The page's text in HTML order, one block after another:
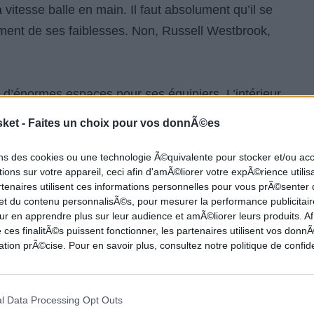
- Faites un choix pour vos donnÃ©es
des cookies ou une technologie Ã©quivalente pour stocker et/ou
sur votre appareil, ceci afin d'amÃ©liorer votre expÃ©rience
utilisent ces informations personnelles pour vous prÃ©senter
du contenu personnalisÃ©s, pour mesurer la performance
en apprendre plus sur leur audience et amÃ©liorer leurs produits.
ces finalitÃ©s puissent fonctionner, les partenaires utilisent vos
prÃ©cise. Pour en savoir plus, consultez notre politique de
Data Processing Opt Outs
balle en main. Il faut absolument qu’il se
de ses faiblesses. Non, Russell Westbrook,
espaces pour ses équipiers. L’intérieur
ce qui libère de l’espace pour un joueur de
Dans la majeure partie de la rencontre, il
quoiqu’on en dise, dès qu’il est concentré
à-dire tout le temps sauf en fin de
du jeu. Par contre dès qu’il sent l’odeur du
des dribbles impossibles dans lesquels il se
la peine de dribbler et tir directement. Lors du
eux l’ont été alors qu’il n’a effectué aucune
des Spurs, il faudra le faire en impliquant
par le meneur du Thunder.